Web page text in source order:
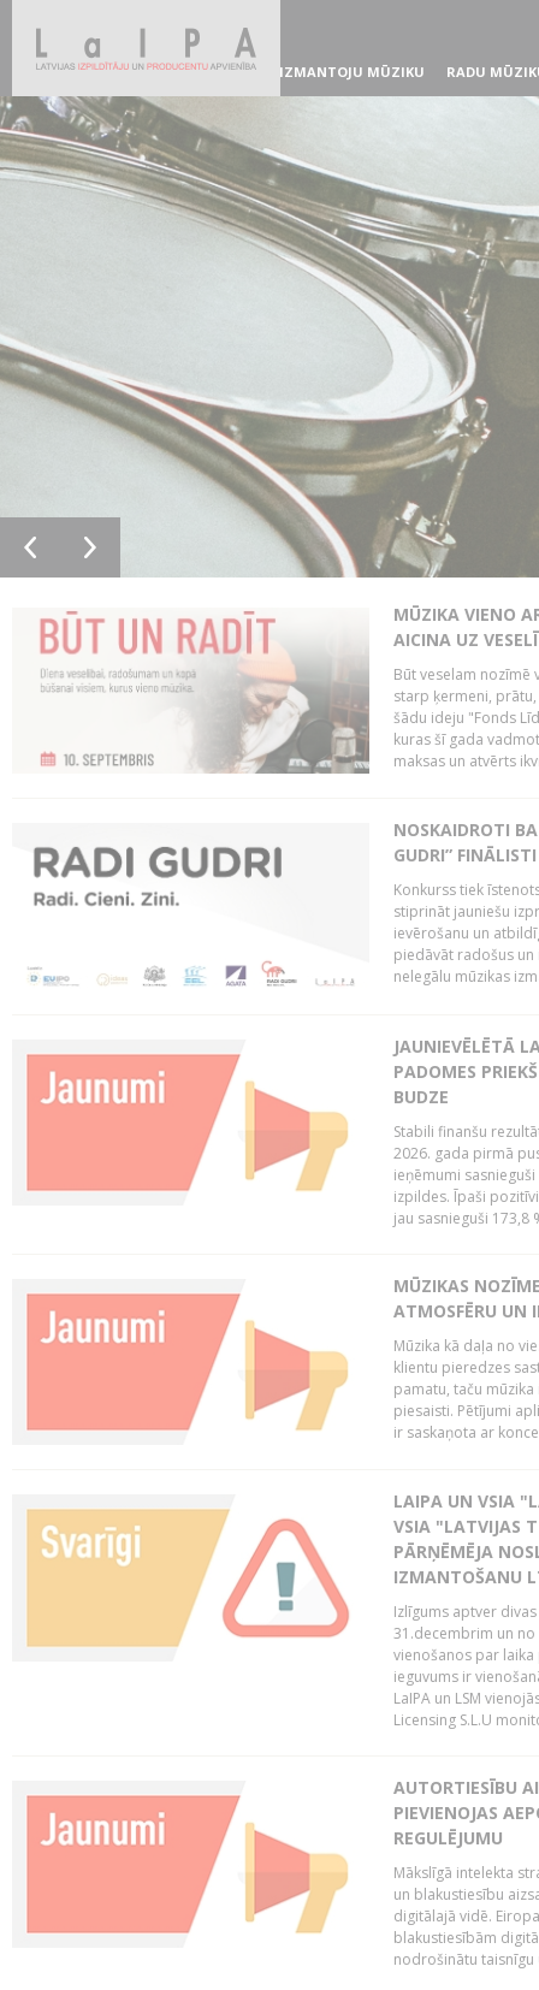
IZMANTOJU MŪZIKU RADU
MŪZIKA VIENO
AICINA UZ
Būt veselam nozīmē
starp ķermeni,
šādu ideju "Fonds
kuras šī gada
maksas un atvērts
NOSKAIDROTI
GUDRI” FINĀLISTI
Konkurss tiek
stiprināt jauniešu
ievērošanu un
piedāvāt radošus
nelegālu mūzikas
JAUNIEVĒLĒTĀ
PADOMES
BUDZE
Stabili finanšu
2026. gada pirmā
ieņēmumi
izpildes. Īpaši
jau sasnieguši 173,8
MŪZIKAS
ATMOSFĒRU UN
Mūzika kā daļa no
klientu pieredzes
pamatu, taču
piesaisti. Pētījumi
ir saskaņota ar
LAIPA UN VSIA
VSIA "LATVIJAS
PĀRŅĒMĒJA
IZMANTOŠANU
Izlīgums aptver
31.decembrim un no
vienošanos par
ieguvums ir
LaIPA un LSM
Licensing S.L.U
AUTORTIESĪBU
PIEVIENOJAS
REGULĒJUMU
Mākslīgā intelekta
un blakustiesību
digitālajā vidē.
blakustiesībām
nodrošinātu taisnīgu